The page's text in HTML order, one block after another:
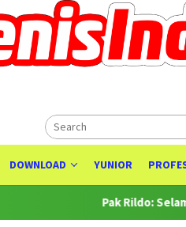
DOWNLOAD YUNIOR
Pak Rildo: Selamat buat Aldila